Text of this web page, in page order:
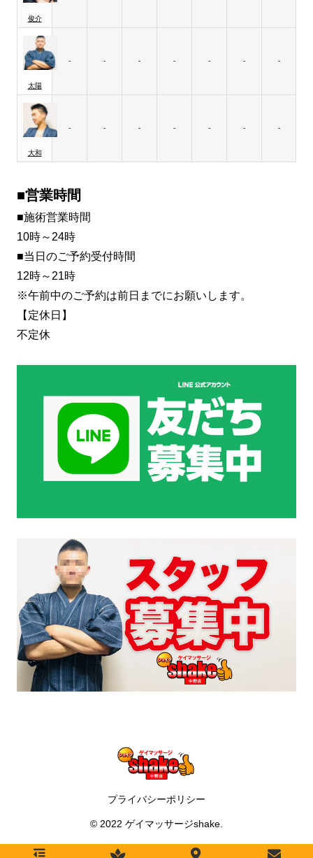
俊介
太陽
- - - - - - -
大和
- - - - - - -
■営業時間
■施術営業時間
10時～24時
■当日のご予約受付時間
12時～21時
※午前中のご予約は前日までにお願いします。
【定休日】
不定休
プライバシーポリシー
© 2022 ゲイマッサージshake.